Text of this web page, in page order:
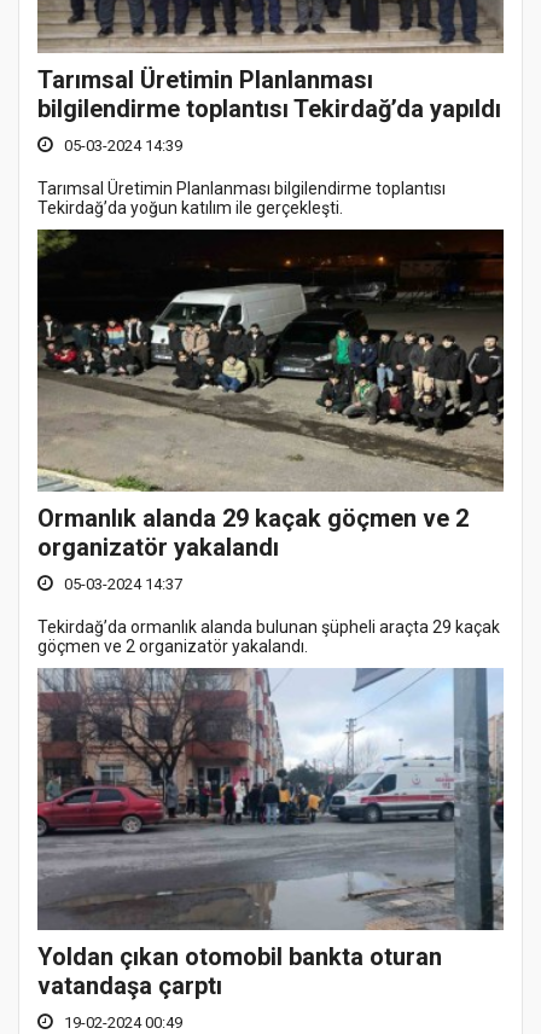
Tarımsal Üretimin Planlanması
bilgilendirme toplantısı Tekirdağ’da yapıldı
05-03-2024 14:39
Tarımsal Üretimin Planlanması bilgilendirme toplantısı
Tekirdağ’da yoğun katılım ile gerçekleşti.
Ormanlık alanda 29 kaçak göçmen ve 2
organizatör yakalandı
05-03-2024 14:37
Tekirdağ’da ormanlık alanda bulunan şüpheli araçta 29 kaçak
göçmen ve 2 organizatör yakalandı.
Yoldan çıkan otomobil bankta oturan
vatandaşa çarptı
19-02-2024 00:49